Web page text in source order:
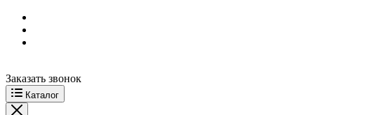
Заказать звонок
Каталог